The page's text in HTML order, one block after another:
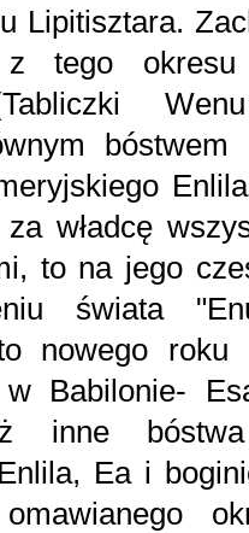
Lipitisztara.
z tego
władcę
to na jego
świata
nowego
w Babilonie-
inne
Ea i